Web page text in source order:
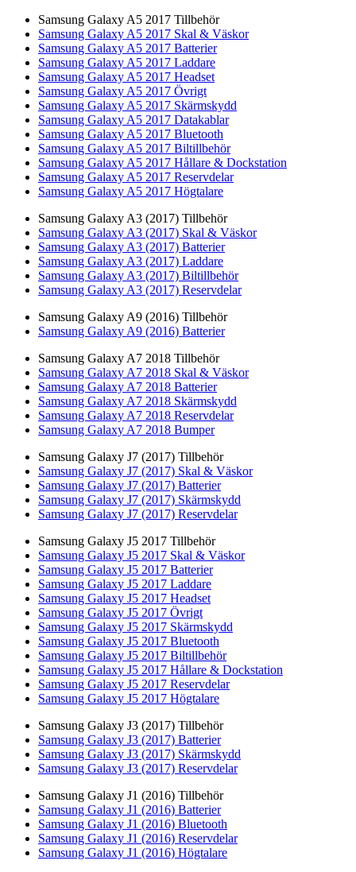
Samsung Galaxy A5 2017 Tillbehör
Samsung Galaxy A5 2017 Skal & Väskor
Samsung Galaxy A5 2017 Batterier
Samsung Galaxy A5 2017 Laddare
Samsung Galaxy A5 2017 Headset
Samsung Galaxy A5 2017 Övrigt
Samsung Galaxy A5 2017 Skärmskydd
Samsung Galaxy A5 2017 Datakablar
Samsung Galaxy A5 2017 Bluetooth
Samsung Galaxy A5 2017 Biltillbehör
Samsung Galaxy A5 2017 Hållare & Dockstation
Samsung Galaxy A5 2017 Reservdelar
Samsung Galaxy A5 2017 Högtalare
Samsung Galaxy A3 (2017) Tillbehör
Samsung Galaxy A3 (2017) Skal & Väskor
Samsung Galaxy A3 (2017) Batterier
Samsung Galaxy A3 (2017) Laddare
Samsung Galaxy A3 (2017) Biltillbehör
Samsung Galaxy A3 (2017) Reservdelar
Samsung Galaxy A9 (2016) Tillbehör
Samsung Galaxy A9 (2016) Batterier
Samsung Galaxy A7 2018 Tillbehör
Samsung Galaxy A7 2018 Skal & Väskor
Samsung Galaxy A7 2018 Batterier
Samsung Galaxy A7 2018 Skärmskydd
Samsung Galaxy A7 2018 Reservdelar
Samsung Galaxy A7 2018 Bumper
Samsung Galaxy J7 (2017) Tillbehör
Samsung Galaxy J7 (2017) Skal & Väskor
Samsung Galaxy J7 (2017) Batterier
Samsung Galaxy J7 (2017) Skärmskydd
Samsung Galaxy J7 (2017) Reservdelar
Samsung Galaxy J5 2017 Tillbehör
Samsung Galaxy J5 2017 Skal & Väskor
Samsung Galaxy J5 2017 Batterier
Samsung Galaxy J5 2017 Laddare
Samsung Galaxy J5 2017 Headset
Samsung Galaxy J5 2017 Övrigt
Samsung Galaxy J5 2017 Skärmskydd
Samsung Galaxy J5 2017 Bluetooth
Samsung Galaxy J5 2017 Biltillbehör
Samsung Galaxy J5 2017 Hållare & Dockstation
Samsung Galaxy J5 2017 Reservdelar
Samsung Galaxy J5 2017 Högtalare
Samsung Galaxy J3 (2017) Tillbehör
Samsung Galaxy J3 (2017) Batterier
Samsung Galaxy J3 (2017) Skärmskydd
Samsung Galaxy J3 (2017) Reservdelar
Samsung Galaxy J1 (2016) Tillbehör
Samsung Galaxy J1 (2016) Batterier
Samsung Galaxy J1 (2016) Bluetooth
Samsung Galaxy J1 (2016) Reservdelar
Samsung Galaxy J1 (2016) Högtalare